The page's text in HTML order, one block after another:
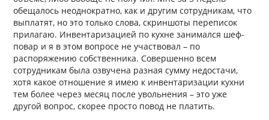
обещалось неоднократно, как и другим сотрудникам, что
выплатят, но это только слова, скриншоты переписок
прилагаю. Инвентаризацией по кухне занимался шеф-
повар и я в этом вопросе не участвовал – по
распоряжению собственника. Совершенно всем
сотрудникам была озвучена разная сумму недостачи,
хотя какое отношение я имею к инвентаризации кухни
тем более через месяц после увольнения – это уже
другой вопрос, скорее просто повод не платить.